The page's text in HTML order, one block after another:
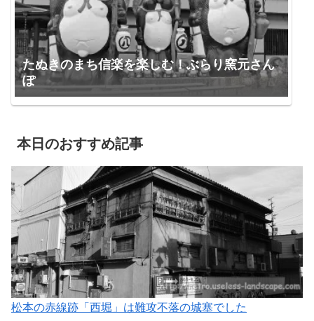
たぬきのまち信楽を楽しむ！ぶらり窯元さん
ぽ
本日のおすすめ記事
松本の赤線跡「西堀」は難攻不落の城塞でした